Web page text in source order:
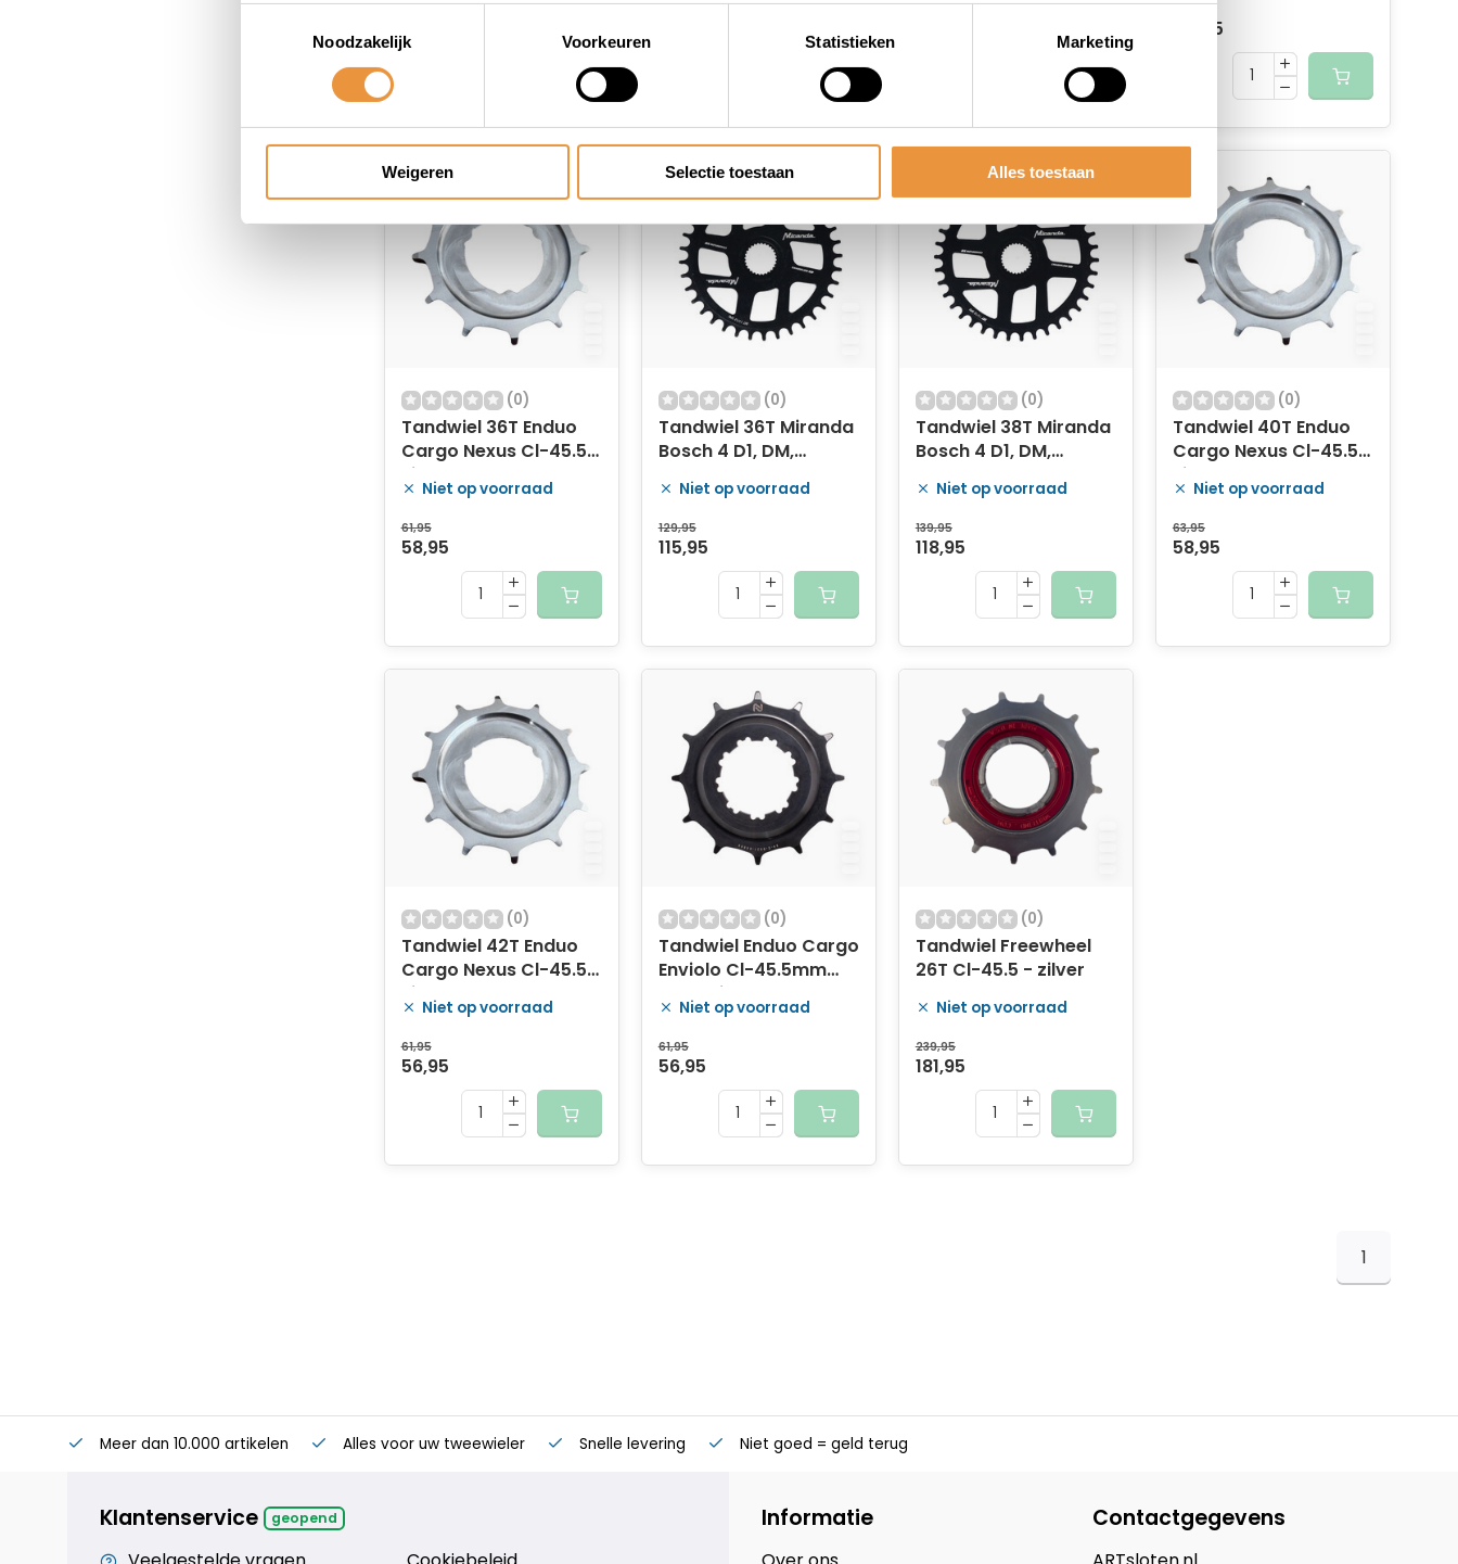
Noodzakelijk
Voorkeuren Statistieken Marketing
Weigeren Selectie toestaan Alles toestaan
61,95 129,95 63,95 129,95
114,95
(0)
Tandwiel 36T Enduo
Cargo Nexus Cl-45.5 -
zilver
Niet op voorraad
61,95
58,95
(0)
Tandwiel 36T Miranda
Bosch 4 D1, DM,
47.5mm
Niet op voorraad
129,95
115,95
(0)
Tandwiel 38T Miranda
Bosch 4 D1, DM,
47.5mm
Niet op voorraad
139,95
118,95
(0)
Tandwiel 40T Enduo
Cargo Nexus Cl-45.5 -
zilver
Niet op voorraad
63,95
58,95
(0)
Tandwiel 42T Enduo
Cargo Nexus Cl-45.5 -
zilver - Copy
Niet op voorraad
61,95
56,95
(0)
Tandwiel Enduo Cargo
Enviolo Cl-45.5mm
32T - zilver
Niet op voorraad
61,95
56,95
(0)
Tandwiel Freewheel
26T Cl-45.5 - zilver
Niet op voorraad
239,95
181,95
1
Meer dan 10.000 artikelen Alles voor uw tweewieler Snelle levering Niet goed = geld terug
Klantenservice geopend Informatie Contactgegevens